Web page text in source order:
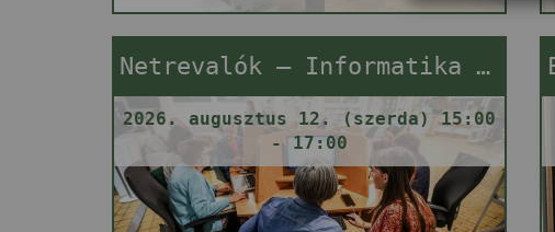
Netrevalók – Informatika segítségnyújtás
2026. augusztus 12. (szerda) 15:00
- 17:00